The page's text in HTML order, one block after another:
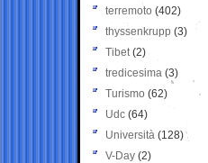
terremoto (402)
thyssenkrupp (3)
Tibet(2)
tredicesima (3)
Turismo (62)
Udc (64)
Università (128)
V-Day (2)